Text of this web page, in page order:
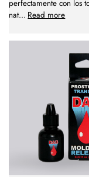
perfectamente con los
nat... Read more